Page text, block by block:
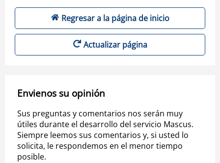
Regresar a la página de inicio
Actualizar página
Envienos su opinión
Sus preguntas y comentarios nos serán muy
útiles durante el desarrollo del servicio Mascus.
Siempre leemos sus comentarios y, si usted lo
solicita, le respondemos en el menor tiempo
posible.